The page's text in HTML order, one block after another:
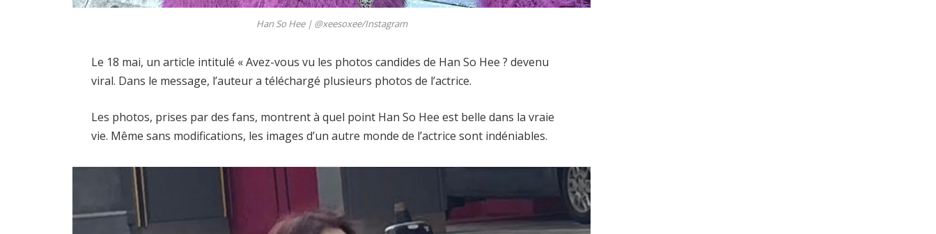
Han So Hee |@xeesoxee/Instagram
Le 18 mai, un article intitulé « Avez-vous vu les photos candides de Han So Hee ? devenu
viral. Dans le message, l’auteur a téléchargé plusieurs photos de l’actrice.
Les photos, prises par des fans, montrent à quel point Han So Hee est belle dans la vraie
vie. Même sans modifications, les images d’un autre monde de l’actrice sont indéniables.